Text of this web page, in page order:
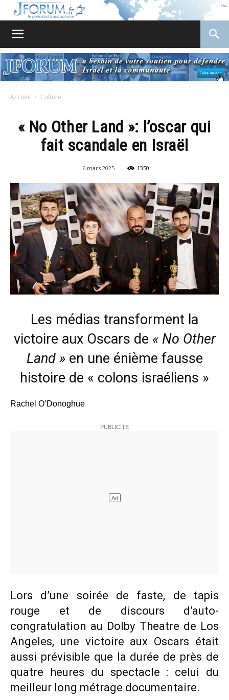
Accueil Culture
« No Other Land »: l’oscar qui
fait scandale en Israël
6 mars 2025 1350
Les médias transforment la
victoire aux Oscars de « No Other
Land »en une énième fausse
histoire de « colons israéliens »
Rachel O’Donoghue
Lors d’une soirée de faste, de tapis
rouge et de discours d’auto-
congratulation au Dolby Theatre de Los
Angeles, une victoire aux Oscars était
aussi prévisible que la durée de près de
quatre heures du spectacle : celui du
meilleur long métrage documentaire.